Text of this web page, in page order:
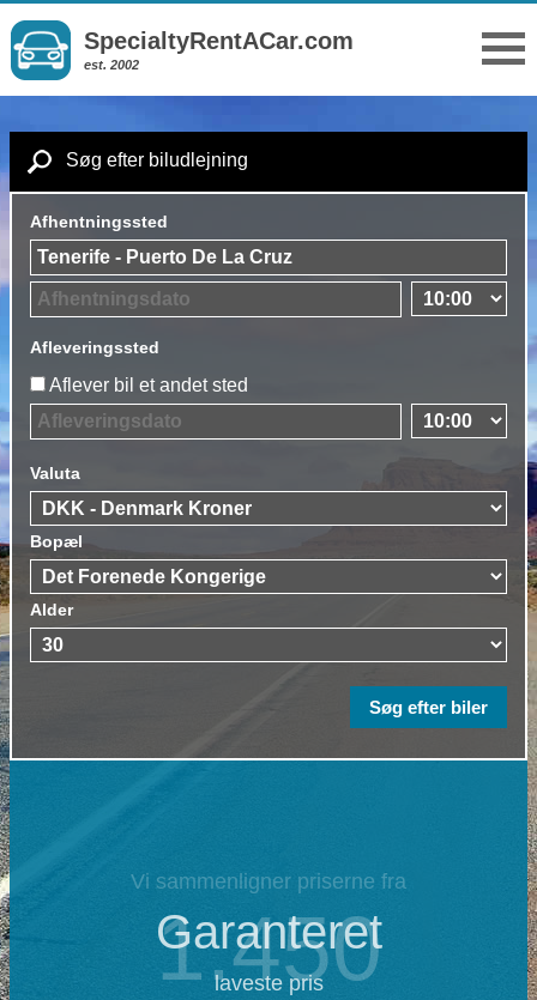
SpecialtyRentACar.com
est. 2002
Søg efter biludlejning
Afhentningssted
Afleveringssted
Aflever bil et andet sted
Valuta
Bopæl
Alder
Vi sammenligner priserne fra
1.450
Garanteret
laveste pris